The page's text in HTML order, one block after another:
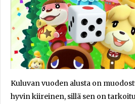
Kuluvan vuoden alusta on
hyvin kiireinen, sillä sen on